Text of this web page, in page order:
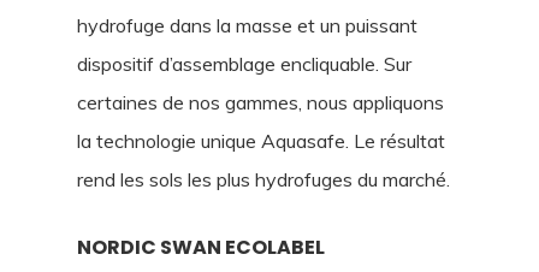
hydrofuge dans la masse et un puissant
dispositif d’assemblage encliquable. Sur
certaines de nos gammes, nous appliquons
la technologie unique Aquasafe. Le résultat
rend les sols les plus hydrofuges du marché.
NORDIC SWAN ECOLABEL